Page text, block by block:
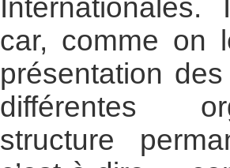
car, comme on
présentation
différentes
structure